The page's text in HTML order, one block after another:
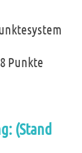
Punkte
(Stand